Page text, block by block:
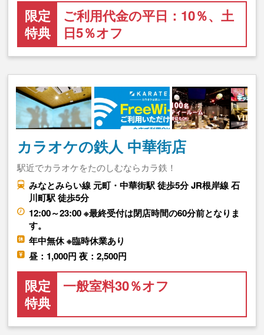
限定
特典
ご利用代金の平日：10％、土
日5％オフ
カラオケの鉄人 中華街店
駅近でカラオケをたのしむならカラ鉄！
みなとみらい線 元町・中華街駅 徒歩5分 JR根岸線 石
川町駅 徒歩5分
12:00～23:00 ※最終受付は閉店時間の60分前となりま
す。
年中無休 ※臨時休業あり
昼：1,000円 夜：2,500円
限定
特典
一般室料30％オフ